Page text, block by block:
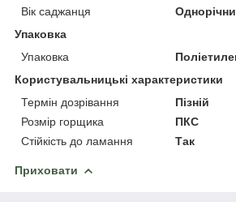
Вік саджанця
Упаковка
Упаковка
Користувальницькі характеристики
Термін дозрівання
Пізній
Розмір горщика
ПКС
Стійкість до ламання
Так
Приховати